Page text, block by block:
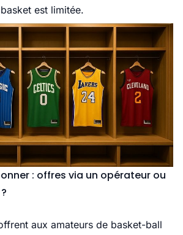
est limitée.
: offres via un opérateur ou
aux amateurs de basket-ball